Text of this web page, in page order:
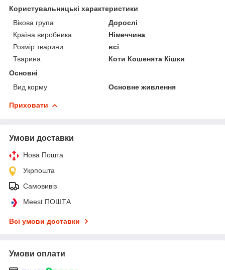
Користувальницькі характеристики
Вікова група
Дорослі
Країна виробника
Німеччина
Розмір тварини
всі
Тварина
Коти Кошенята Кішки
Основні
Вид корму
Основне живлення
Приховати
Умови доставки
Нова Пошта
Укрпошта
Самовивіз
Meest ПОШТА
Всі умови доставки
Умови оплати